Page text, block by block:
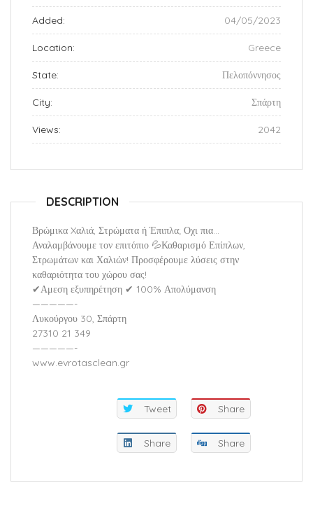
Added: 04/05/2023
Location: Greece
State: Πελοπόννησος
City: Σπάρτη
Views: 2042
DESCRIPTION
Βρώμικα Xαλιά, Στρώματα ή Έπιπλα; Οχι πια…
Αναλαμβάνουμε τον επιτόπιο 💦Καθαρισμό Επίπλων,
Στρωμάτων και Χαλιών! Προσφέρουμε λύσεις στην
καθαριότητα του χώρου σας!
✔Αμεση εξυπηρέτηση ✔ 100% Απολύμανση
—————-
Λυκούργου 30, Σπάρτη
27310 21 349
—————-
www.evrotasclean.gr
Tweet Share
Share Share